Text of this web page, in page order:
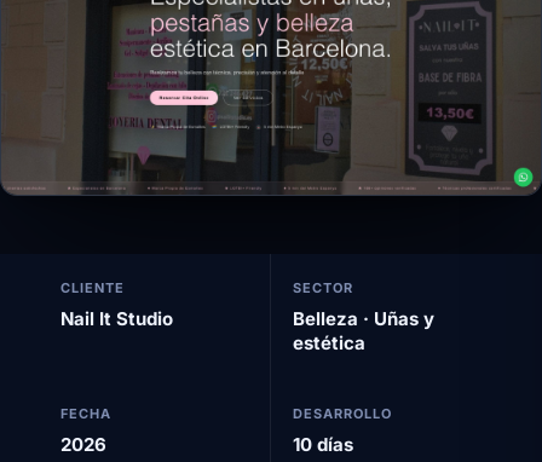
CLIENTE
Nail It Studio
SECTOR
Belleza · Uñas y
estética
FECHA
2026
DESARROLLO
10 días